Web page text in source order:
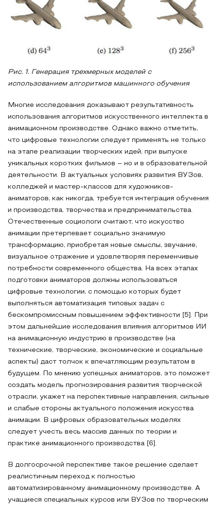
Рис. 1. Генерация трехмерных моделей с
использованием алгоритмов машинного обучения
Многие исследования доказывают результативность
использования алгоритмов искусственного интеллекта в
анимационном производстве. Однако важно отметить,
что цифровые технологии следует применять не только
на этапе реализации творческих идей, при выпуске
уникальных коротких фильмов – но и в образовательной
деятельности. В актуальных условиях развития ВУЗов,
колледжей и мастер-классов для художников-
аниматоров, как никогда, требуется интеграция обучения
и производства, творчества и предпринимательства.
Отечественные социологи считают, что искусство
анимации претерпевает социально значимую
трансформацию, приобретая новые смыслы, звучание,
визуальное отражение и удовлетворяя переменчивые
потребности современного общества. На всех этапах
подготовки аниматоров должны использоваться
цифровые технологии, с помощью которых будет
выполняться автоматизация типовых задач с
бескомпромиссным повышением эффективности [5]. При
этом дальнейшие исследования влияния алгоритмов ИИ
на анимационную индустрию в производстве (на
технические, творческие, экономические и социальные
аспекты) даст толчок к впечатляющим результатом в
будущем. По мнению успешных аниматоров, это поможет
создать модель прогнозирования развития творческой
отрасли, укажет на перспективные направления, сильные
и слабые стороны актуального положения искусства
анимации. В цифровых образовательных моделях
следует учесть весь массив данных по теории и
практике анимационного производства [6].
В долгосрочной перспективе такое решение сделает
реалистичным переход к полностью
автоматизированному анимационному производстве. А
учащиеся специальных курсов или ВУЗов по творческим